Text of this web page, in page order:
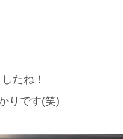
たね！
りです(笑)